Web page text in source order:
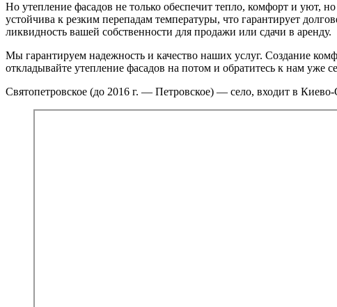
Но утепление фасадов не только обеспечит тепло, комфорт и уют,
устойчива к резким перепадам температуры, что гарантирует
ликвидность вашей собственности для продажи или сдачи в аренду.
Мы гарантируем надежность и качество наших услуг. Создание
откладывайте утепление фасадов на потом и обратитесь к нам
Святопетровское (до 2016 г. — Петровское) — село, входит в